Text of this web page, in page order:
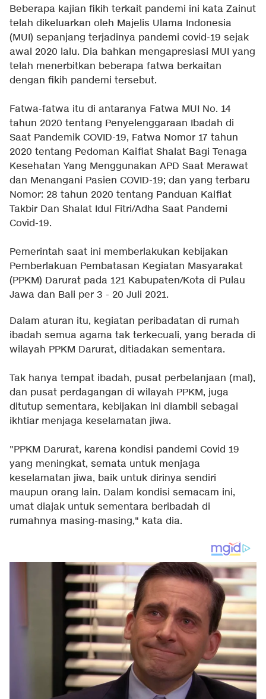
Beberapa kajian fikih terkait pandemi ini kata Zainut
telah dikeluarkan oleh Majelis Ulama Indonesia
(MUI) sepanjang terjadinya pandemi covid-19 sejak
awal 2020 lalu. Dia bahkan mengapresiasi MUI yang
telah menerbitkan beberapa fatwa berkaitan
dengan fikih pandemi tersebut.
Fatwa-fatwa itu di antaranya Fatwa MUI No. 14
tahun 2020 tentang Penyelenggaraan Ibadah di
Saat Pandemik COVID-19, Fatwa Nomor 17 tahun
2020 tentang Pedoman Kaifiat Shalat Bagi Tenaga
Kesehatan Yang Menggunakan APD Saat Merawat
dan Menangani Pasien COVID-19; dan yang terbaru
Nomor: 28 tahun 2020 tentang Panduan Kaifiat
Takbir Dan Shalat Idul Fitri/Adha Saat Pandemi
Covid-19.
Pemerintah saat ini memberlakukan kebijakan
Pemberlakuan Pembatasan Kegiatan Masyarakat
(PPKM) Darurat pada 121 Kabupaten/Kota di Pulau
Jawa dan Bali per 3 - 20 Juli 2021.
Dalam aturan itu, kegiatan peribadatan di rumah
ibadah semua agama tak terkecuali, yang berada di
wilayah PPKM Darurat, ditiadakan sementara.
Tak hanya tempat ibadah, pusat perbelanjaan (mal),
dan pusat perdagangan di wilayah PPKM, juga
ditutup sementara, kebijakan ini diambil sebagai
ikhtiar menjaga keselamatan jiwa.
"PPKM Darurat, karena kondisi pandemi Covid 19
yang meningkat, semata untuk menjaga
keselamatan jiwa, baik untuk dirinya sendiri
maupun orang lain. Dalam kondisi semacam ini,
umat diajak untuk sementara beribadah di
rumahnya masing-masing," kata dia.